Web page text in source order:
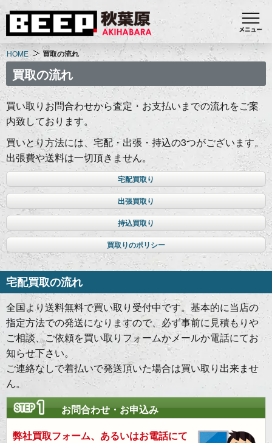
HOME 買取の流れ
買取の流れ
買い取りお問合わせから査定・お支払いまでの流れをご案
内致しております。
買いとり方法には、宅配・出張・持込の3つがございます。
出張費や送料は一切頂きません。
宅配買取り
出張買取り
持込買取り
買取りのポリシー
宅配買取の流れ
全国より送料無料で買い取り受付中です。基本的に当店の
指定方法での発送になりますので、必ず事前に見積もりや
ご相談、ご依頼を買い取りフォームかメールか電話にてお
知らせ下さい。
ご連絡なしで着払いで発送頂いた場合は買い取り出来ませ
ん。
お問合わせ・お申込み
弊社買取フォーム、あるいはお電話にて